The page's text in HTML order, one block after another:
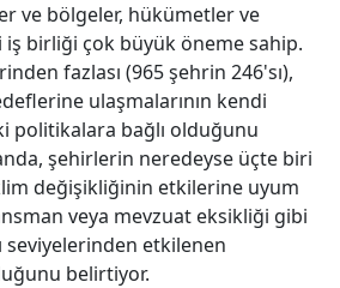
ve bölgeler, hükümetler ve
iş birliği çok büyük öneme sahip.
fazlası (965 şehrin 246'sı),
ulaşmalarının kendi
politikalara bağlı olduğunu
şehirlerin neredeyse üçte biri
değişikliğinin etkilerine uyum
veya mevzuat eksikliği gibi
etkilenen
belirtiyor.